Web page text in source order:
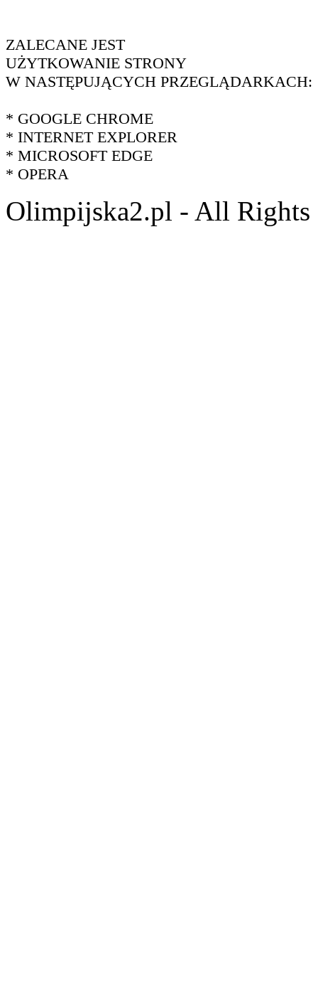
ZALECANE JEST
UŻYTKOWANIE STRONY
W NASTĘPUJĄCYCH PRZEGLĄDARKACH:
* GOOGLE CHROME
* INTERNET EXPLORER
* MICROSOFT EDGE
* OPERA
Olimpijska2.pl - All Rights